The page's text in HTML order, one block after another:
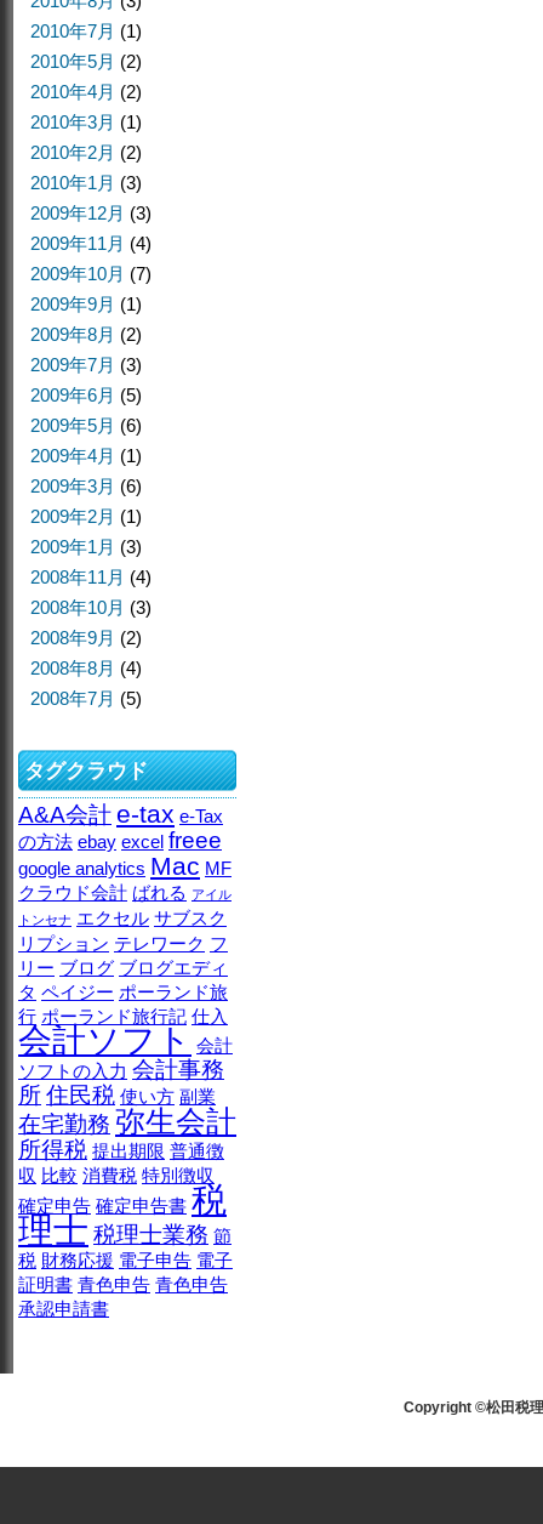
2010年7月 (1)
2010年5月 (2)
2010年4月 (2)
2010年3月 (1)
2010年2月 (2)
2010年1月 (3)
2009年12月 (3)
2009年11月 (4)
2009年10月 (7)
2009年9月 (1)
2009年8月 (2)
2009年7月 (3)
2009年6月 (5)
2009年5月 (6)
2009年4月 (1)
2009年3月 (6)
2009年2月 (1)
2009年1月 (3)
2008年11月 (4)
2008年10月 (3)
2008年9月 (2)
2008年8月 (4)
2008年7月 (5)
タグクラウド
A&A会計e-tax e-Tax
の方法 ebay excel freee
google analytics Mac MF
クラウド会計 ばれる アイル
トンセナ エクセル サブスク
リプション テレワーク フ
リー ブログ ブログエディ
タ ペイジー ポーランド旅
行 ポーランド旅行記 仕入
会計ソフト
会計
ソフトの入力 会計事務
所住民税 使い方 副業
在宅勤務 弥生会計
所得税 提出期限 普通徴
収 比較 消費税 特別徴収
確定申告 確定申告書 税
理士 税理士業務 節
税 財務応援 電子申告 電子
証明書 青色申告 青色申告
承認申請書
Copyright ©松田税